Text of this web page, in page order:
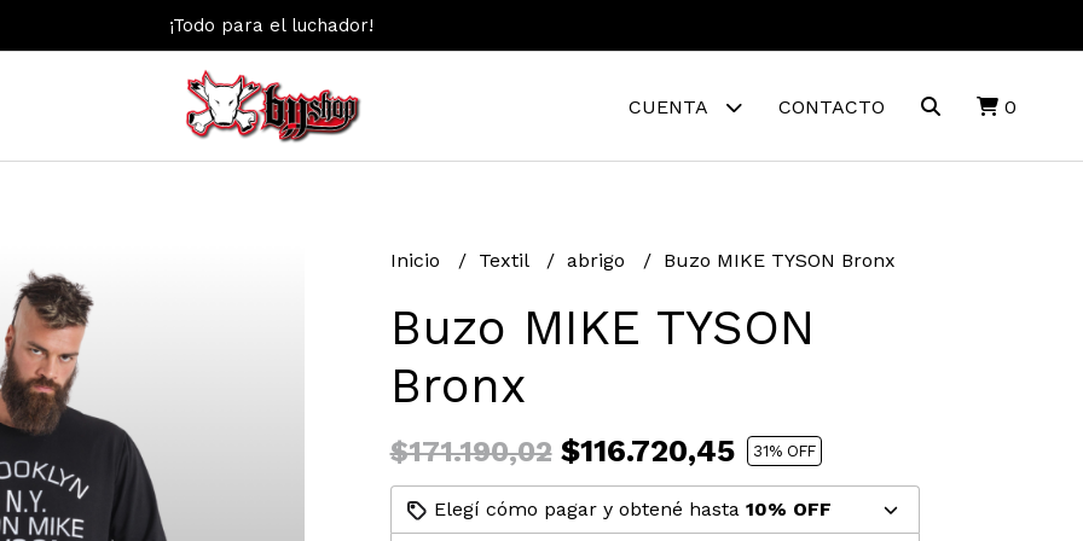
¡Todo para el luchador!
CUENTA CONTACTO 0
Inicio Textil abrigo Buzo MIKE TYSON Bronx
Buzo MIKE TYSON
Bronx
$171.190,02$116.720,45 31% OFF
Elegí cómo pagar y obtené hasta 10% OFF